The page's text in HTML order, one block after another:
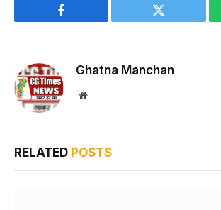
Facebook Twitter
Ghatna Manchan
Website
RELATED POSTS